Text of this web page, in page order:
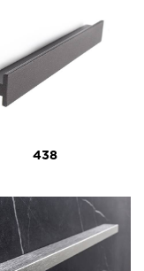
438